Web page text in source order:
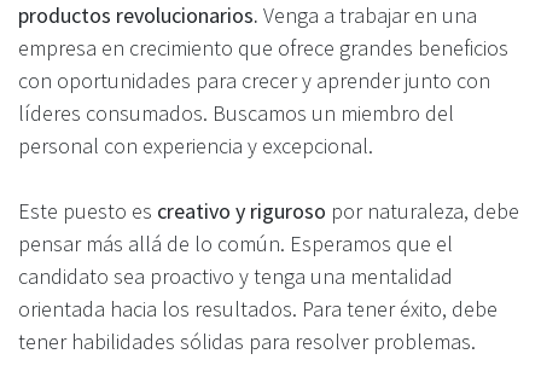
productos revolucionarios. Venga a trabajar en una
empresa en crecimiento que ofrece grandes beneficios
con oportunidades para crecer y aprender junto con
líderes consumados. Buscamos un miembro del
personal con experiencia y excepcional.
Este puesto es creativo y riguroso por naturaleza, debe
pensar más allá de lo común. Esperamos que el
candidato sea proactivo y tenga una mentalidad
orientada hacia los resultados. Para tener éxito, debe
tener habilidades sólidas para resolver problemas.